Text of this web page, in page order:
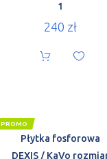
1
240 zł
PROMO
Płytka fosforowa
DEXIS / KaVo